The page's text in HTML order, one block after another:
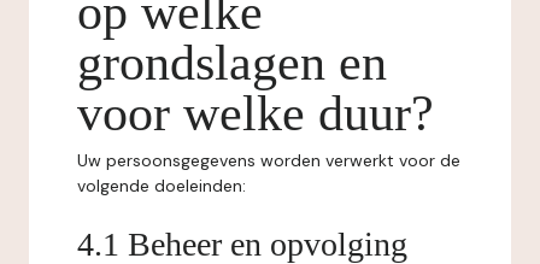
op welke
grondslagen en
voor welke duur?
Uw persoonsgegevens worden verwerkt voor de
volgende doeleinden:
4.1 Beheer en opvolging